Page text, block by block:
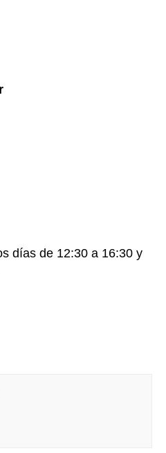
días de 12:30 a 16:30 y